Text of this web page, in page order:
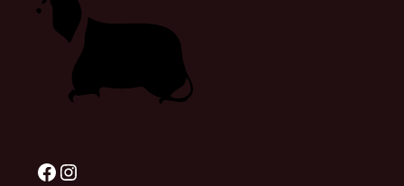
Facebook
Instagram